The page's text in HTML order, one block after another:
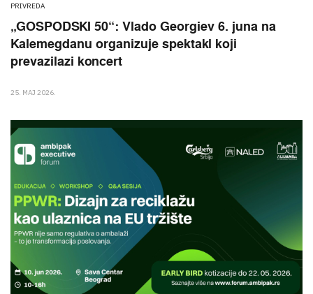
PRIVREDA
„GOSPODSKI 50“: Vlado Georgiev 6. juna na
Kalemegdanu organizuje spektakl koji
prevazilazi koncert
25. MAJ 2026.